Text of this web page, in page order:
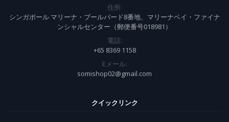
住所:
シンガポール マリーナ・ブールバード8番地、マリーナベイ・ファイナ
ンシャルセンター（郵便番号018981）
電話:
+65 8369 1158
Eメール:
somishop02@gmail.com
クイックリンク